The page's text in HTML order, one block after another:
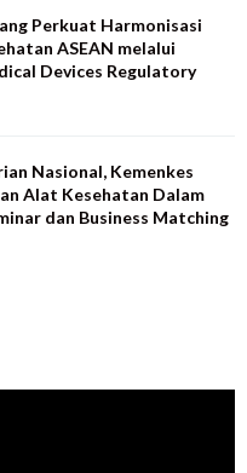
Perkuat Harmonisasi
ASEAN melalui
Devices Regulatory
Nasional, Kemenkes
Alat Kesehatan Dalam
dan Business Matching